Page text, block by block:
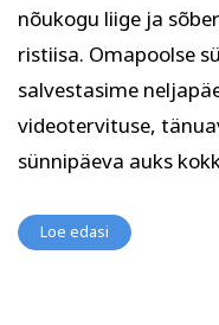
Tekstiil ja käsitöö
Facebook
nõukogu liige ja
ristiisa. Omapoolse
salvestasime
videotervituse,
sünnipäeva auks
Loe edasi